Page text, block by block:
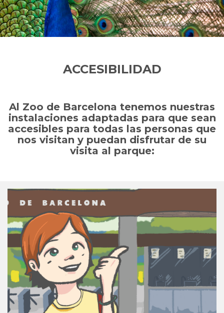
ACCESIBILIDAD
Al Zoo de Barcelona tenemos nuestras
instalaciones adaptadas para que sean
accesibles para todas las personas que
nos visitan y puedan disfrutar de su
visita al parque: